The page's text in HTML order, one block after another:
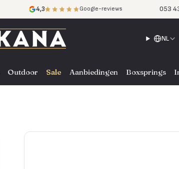
4,3 Google-reviews 053
NL
Outdoor Sale Aanbiedingen Boxsprings